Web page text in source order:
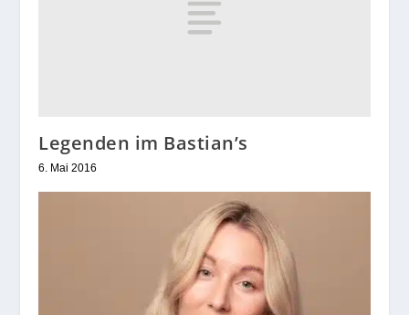
Legenden im Bastian’s
6. Mai 2016